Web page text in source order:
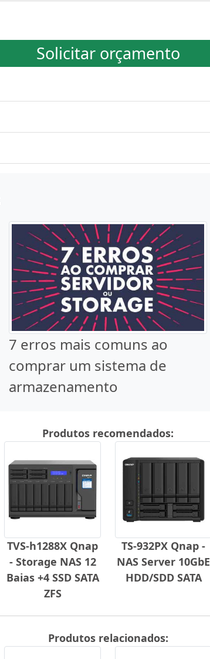
Solicitar orçamento
7 erros mais comuns ao
comprar um sistema de
armazenamento
Produtos recomendados:
TVS-h1288X Qnap
- Storage NAS 12
Baias +4 SSD SATA
ZFS
TS-932PX Qnap -
NAS Server 10GbE
HDD/SDD SATA
Produtos relacionados: